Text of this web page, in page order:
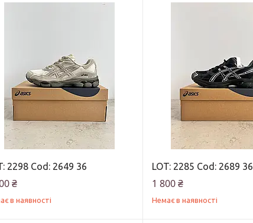
2298 Cod: 2649 36
₴
в наявності
LOT: 2285 Cod: 2689 36
1 800 ₴
Немає в наявності